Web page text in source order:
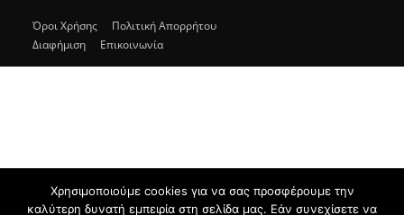
Σχετικά με εμάς
Χρησιμοποιούμε cookies για να σας προσφέρουμε την
καλύτερη δυνατή εμπειρία στη σελίδα μας. Εάν συνεχίσετε να